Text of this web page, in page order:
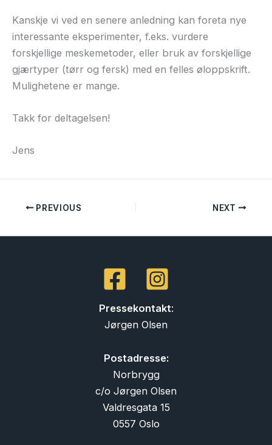
Kanskje vi ved en senere anledning kan foreta nye
interessante eksperimenter, f.eks. vurdere
forskjellige meskemetoder, eller bruk av forskjellige
gjærtyper (tørr og fersk) med en felles øloppskrift.
Mulighetene er mange.
Takk for deltagelsen!
Jens
PREVIOUS NEXT
Pressekontakt:
Jørgen Olsen
Postadresse:
Norbrygg
c/o Jørgen Olsen
Valdresgata 15
0557 Oslo